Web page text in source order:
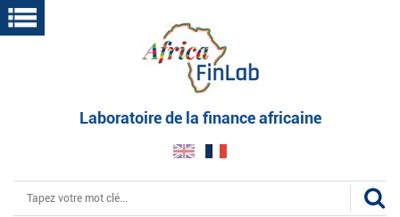
Aller
au
Laboratoire de la finance africaine
Rechercher